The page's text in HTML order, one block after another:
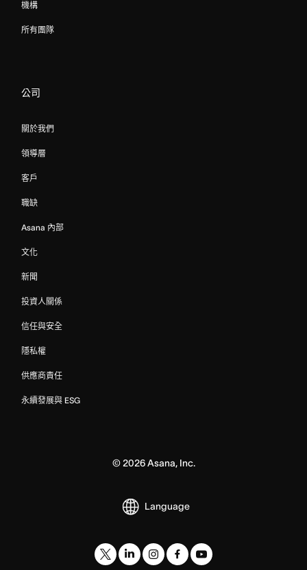
機構
所有團隊
公司
關於我們
領導層
客戶
職缺
Asana 內部
文化
新聞
投資人關係
信任與安全
隱私權
供應商責任
永續發展與 ESG
©2026Asana, Inc.
Language